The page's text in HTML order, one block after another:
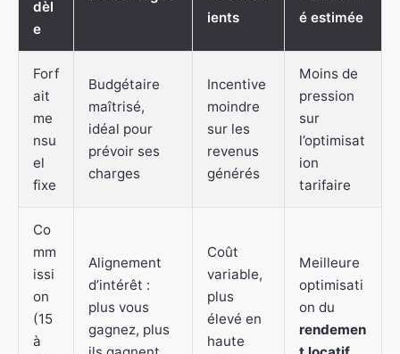
dèl
e
ients
é estimée
Forf
ait
me
nsu
el
fixe
Budgétaire
maîtrisé,
idéal pour
prévoir ses
charges
Incentive
moindre
sur les
revenus
générés
Moins de
pression
sur
l’optimisat
ion
tarifaire
Co
mm
issi
on
(15
à
Alignement
d’intérêt :
plus vous
gagnez, plus
Coût
variable,
plus
élevé en
haute
Meilleure
optimisati
on du
rendemen